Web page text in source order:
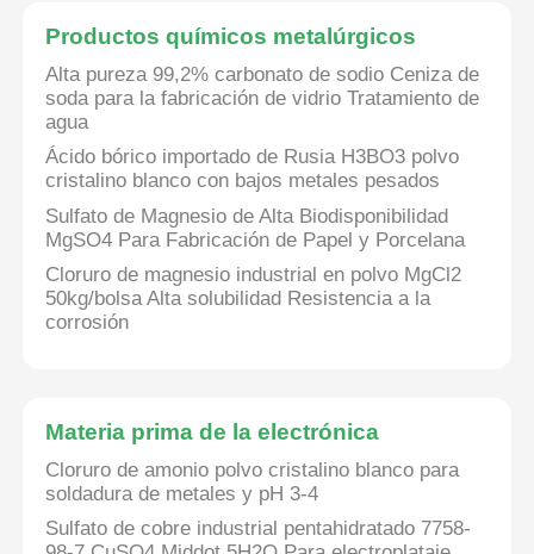
Sobre nosotros
Visita a la fábrica
Control de Calidad
Contacto
Todos los casos
Persulfatos
Productos químicos metalúrgicos
Alta pureza 99,2% carbonato de sodio Ceniza de
soda para la fabricación de vidrio Tratamiento de
agua
Ácido bórico importado de Rusia H3BO3 polvo
cristalino blanco con bajos metales pesados
Sulfato de Magnesio de Alta Biodisponibilidad
MgSO4 Para Fabricación de Papel y Porcelana
Cloruro de magnesio industrial en polvo MgCl2
50kg/bolsa Alta solubilidad Resistencia a la
corrosión
Materia prima de la electrónica
Cloruro de amonio polvo cristalino blanco para
soldadura de metales y pH 3-4
Sulfato de cobre industrial pentahidratado 7758-